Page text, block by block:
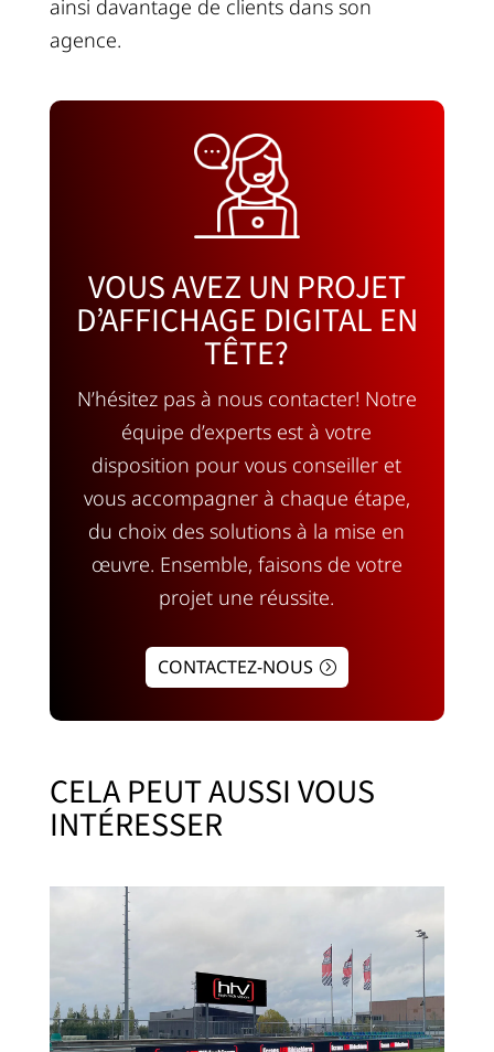
ainsi davantage de clients dans son
agence.
VOUS AVEZ UN PROJET
D’AFFICHAGE DIGITAL EN
TÊTE?
N’hésitez pas à nous contacter! Notre
équipe d’experts est à votre
disposition pour vous conseiller et
vous accompagner à chaque étape,
du choix des solutions à la mise en
œuvre. Ensemble, faisons de votre
projet une réussite.
CONTACTEZ-NOUS
CELA PEUT AUSSI VOUS
INTÉRESSER